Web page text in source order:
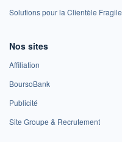
Solutions pour la Clientèle Fragile
Nos sites
Affiliation
BoursoBank
Publicité
Site Groupe & Recrutement